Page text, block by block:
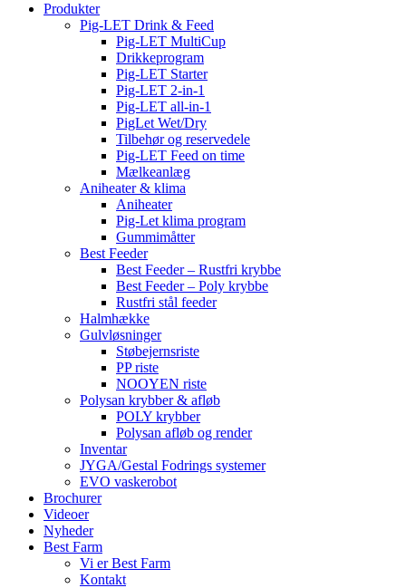
Produkter
Pig-LET Drink & Feed
Pig-LET MultiCup
Drikkeprogram
Pig-LET Starter
Pig-LET 2-in-1
Pig-LET all-in-1
PigLet Wet/Dry
Tilbehør og reservedele
Pig-LET Feed on time
Mælkeanlæg
Aniheater & klima
Aniheater
Pig-Let klima program
Gummimåtter
Best Feeder
Best Feeder – Rustfri krybbe
Best Feeder – Poly krybbe
Rustfri stål feeder
Halmhække
Gulvløsninger
Støbejernsriste
PP riste
NOOYEN riste
Polysan krybber & afløb
POLY krybber
Polysan afløb og render
Inventar
JYGA/Gestal Fodrings systemer
EVO vaskerobot
Brochurer
Videoer
Nyheder
Best Farm
Vi er Best Farm
Kontakt